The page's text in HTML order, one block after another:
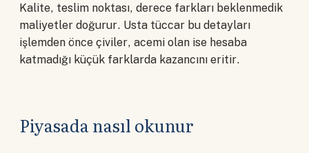
Kalite, teslim noktası, derece farkları beklenmedik
maliyetler doğurur. Usta tüccar bu detayları
işlemden önce çiviler, acemi olan ise hesaba
katmadığı küçük farklarda kazancını eritir.
Piyasada nasıl okunur